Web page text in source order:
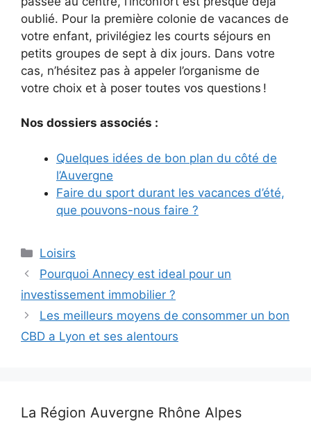
oublié. Pour la première colonie de vacances de
votre enfant, privilégiez les courts séjours en
petits groupes de sept à dix jours. Dans votre
cas, n’hésitez pas à appeler l’organisme de
votre choix et à poser toutes vos questions !
Nos dossiers associés :
Quelques idées de bon plan du côté de
l’Auvergne
Faire du sport durant les vacances d’été,
que pouvons-nous faire ?
Catégories
Loisirs
Pourquoi Annecy est ideal pour un
investissement immobilier ?
Les meilleurs moyens de consommer un bon
CBD a Lyon et ses alentours
La Région Auvergne Rhône Alpes